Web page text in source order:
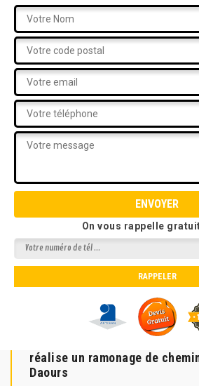
On vous rappelle
réalise un ramonage de
Daours